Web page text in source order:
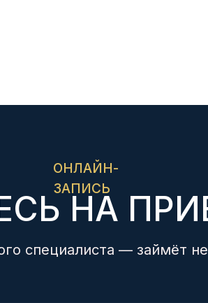
— займёт не больше
3 центра в
Новороссийске
Подтвердим в течении
минут